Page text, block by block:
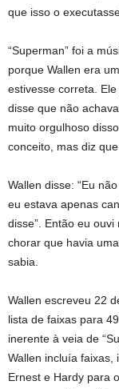
que isso o
“Superman” foi a
porque Wallen era
estivesse correta.
disse que não
muito orgulhoso
conceito, mas diz
Wallen disse: “Eu
eu estava apenas
disse”. Então eu
chorar que havia
sabia.
Wallen escreveu 22
lista de faixas para
inerente à veia de
Wallen incluía faixas,
Ernest e Hardy para